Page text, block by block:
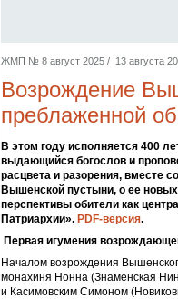
ЖМП № 8 август 2025 / 13 августа
Возрождение
преблаженной
В этом году исполняется 400
выдающийся богослов и
расцвета и разорения, вместе
Вышенской пустыни, о ее
перспективы обители как
Патриархии». PDF-версия.
Первая игумения
Началом возрождения
монахиня Нонна (Знаменская
и Касимовским Симоном